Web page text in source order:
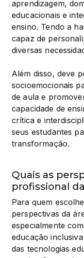
aprendizagem,
educacionais e
ensino. Tendo a
capaz de
diversas
Além disso, deve
socioemocionais
de aula e
capacidade de
crítica e
seus estudantes
transformação.
Quais as
profissional
Para quem
perspectivas da
especialmente
educação
das tecnologias